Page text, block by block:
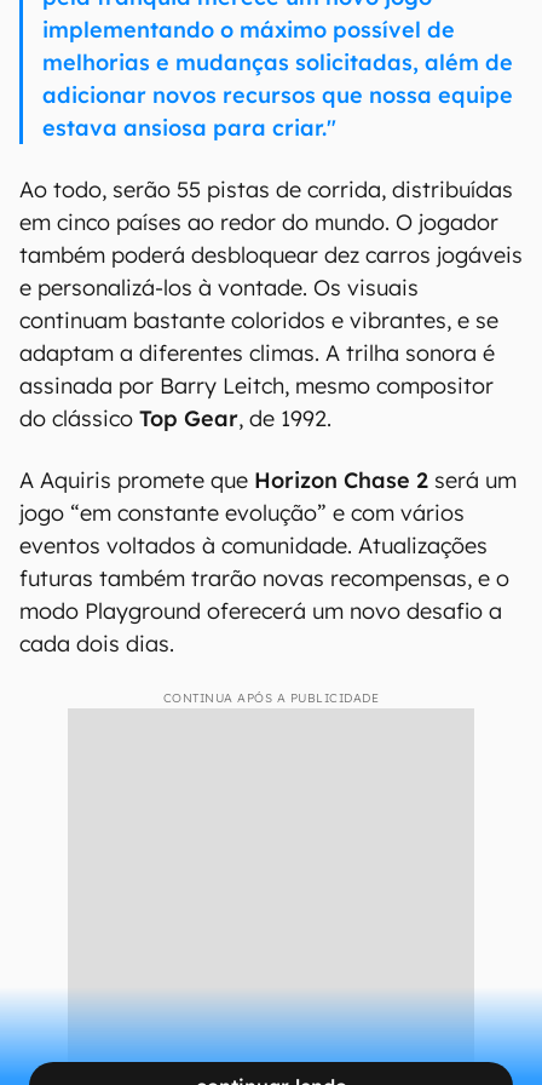
implementando o máximo possível de
melhorias e mudanças solicitadas, além de
adicionar novos recursos que nossa equipe
estava ansiosa para criar."
Ao todo, serão 55 pistas de corrida, distribuídas
em cinco países ao redor do mundo. O jogador
também poderá desbloquear dez carros jogáveis
e personalizá-los à vontade. Os visuais
continuam bastante coloridos e vibrantes, e se
adaptam a diferentes climas. A trilha sonora é
assinada por Barry Leitch, mesmo compositor
do clássico Top Gear, de 1992.
A Aquiris promete que Horizon Chase 2 será um
jogo “em constante evolução” e com vários
eventos voltados à comunidade. Atualizações
futuras também trarão novas recompensas, e o
modo Playground oferecerá um novo desafio a
cada dois dias.
CONTINUA APÓS A PUBLICIDADE